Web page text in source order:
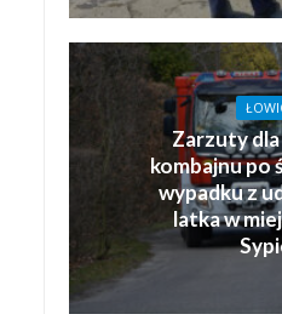
Zarzuty
kombajnu po
wypadku z
latka w